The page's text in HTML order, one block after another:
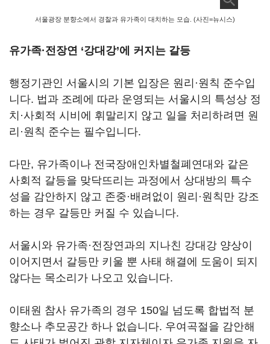
서울광장 분향소에서 경찰과 유가족이 대치하는 모습. (사진=뉴시스)
유가족·전장연 ‘강대강’에 커지는 갈등
행정기관인 서울시의 기본 입장은 원리·원칙 준수입
니다. 법과 조례에 따라 운영되는 서울시의 특성상 정
치·사회적 시비에 휘말리지 않고 일을 처리하려면 원
리·원칙 준수는 필수입니다.
다만, 유가족이나 전국장애인차별철폐연대와 같은
사회적 갈등을 맞닥뜨리는 과정에서 상대방의 특수
성을 감안하지 않고 존중·배려없이 원리·원칙만 강조
하는 경우 갈등만 커질 수 있습니다.
서울시와 유가족·전장연과의 지나친 강대강 양상이
이어지면서 갈등만 키울 뿐 사태 해결에 도움이 되지
않다는 목소리가 나오고 있습니다.
이태원 참사 유가족의 경우 150일 넘도록 합법적 분
향소나 추모공간 하나 없습니다. 우여곡절을 감안해